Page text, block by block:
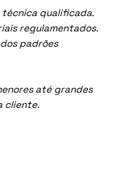
técnica qualificada.
regulamentados.
padrões
até grandes
cliente.